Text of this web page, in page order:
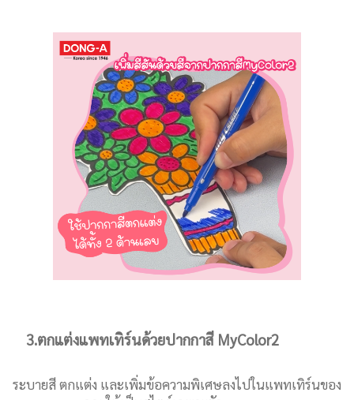
3.ตกแต่งแพทเทิร์นด้วยปากกาสี MyColor2
ระบายสี ตกแต่ง และเพิ่มข้อความพิเศษลงไปในแพทเทิร์นของ